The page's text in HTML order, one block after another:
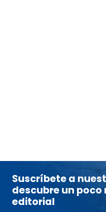
Suscríbete a
descubre un
editorial